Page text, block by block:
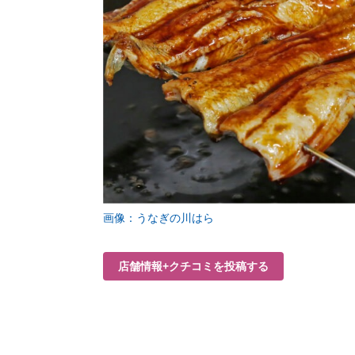
画像：うなぎの川はら
店舗情報+クチコミを投稿する